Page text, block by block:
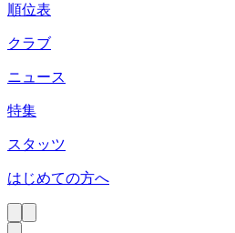
順位表
クラブ
ニュース
特集
スタッツ
はじめての方へ